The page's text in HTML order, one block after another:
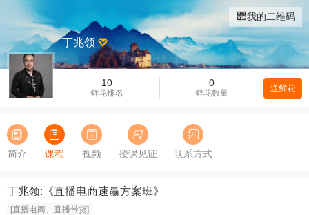
我的二维码
10
鲜花排名
0
鲜花数量 送鲜花
丁兆领
简介 课程 视频 授课见证 联系方式
丁兆领:《直播电商速赢方案班》
[直播电商、直播带货]